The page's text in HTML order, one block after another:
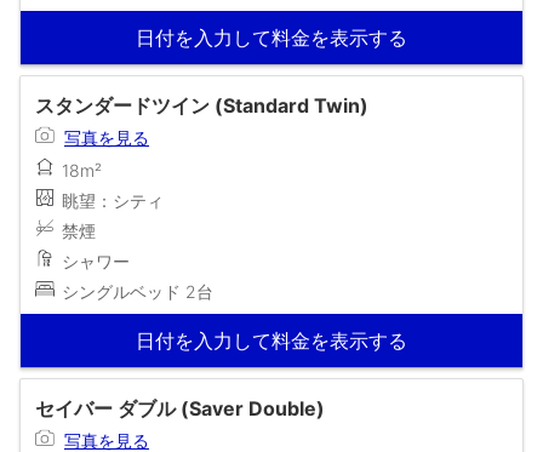
日付を入力して料金を表示する
スタンダードツイン (Standard Twin)
写真を見る
18m²
眺望：シティ
禁煙
シャワー
シングルベッド 2台
日付を入力して料金を表示する
セイバー ダブル (Saver Double)
写真を見る